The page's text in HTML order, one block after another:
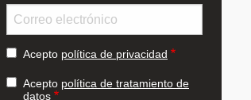
Acepto política de privacidad
Acepto política de tratamiento de
datos